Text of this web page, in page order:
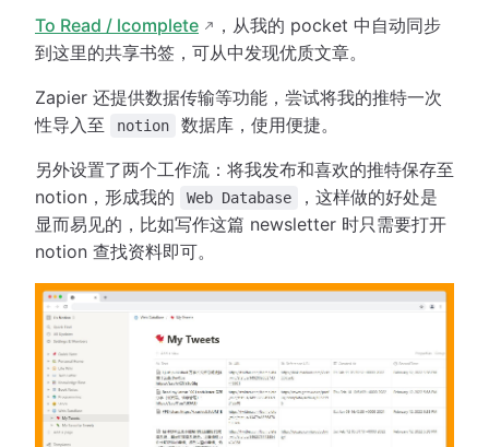
To Read / lcomplete
，从我的 pocket 中自动同步
到这里的共享书签，可从中发现优质文章。
Zapier 还提供数据传输等功能，尝试将我的推特一次
性导入至
notion 数据库，使用便捷。
另外设置了两个工作流：将我发布和喜欢的推特保存至
notion，形成我的
Web Database
，这样做的好处是
显而易见的，比如写作这篇 newsletter 时只需要打开
notion 查找资料即可。